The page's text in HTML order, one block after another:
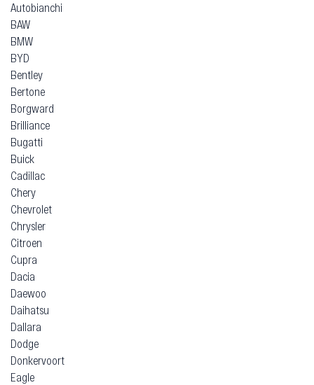
Autobianchi
BAW
BMW
BYD
Bentley
Bertone
Borgward
Brilliance
Bugatti
Buick
Cadillac
Chery
Chevrolet
Chrysler
Citroen
Cupra
Dacia
Daewoo
Daihatsu
Dallara
Dodge
Donkervoort
Eagle